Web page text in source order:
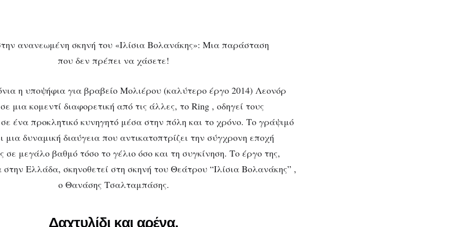
η υποψήφια για βραβείο Μολιέρου (καλύτερο έργο 2014) Λεονόρ
μια κομεντί διαφορετική από τις άλλες, το Ring , οδηγεί τους
ένα προκλητικό κυνηγητό μέσα στην πόλη και το χρόνο. Το γράψιμό
μια δυναμική διαύγεια που αντικατοπτρίζει την σύγχρονη εποχή
μεγάλο βαθμό τόσο το γέλιο όσο και τη συγκίνηση. Το έργο της,
Ελλάδα, σκηνοθετεί στη σκηνή του Θεάτρου “Ιλίσια Βολανάκης” ,
ο Θανάσης Τσαλταμπάσης.
Δαχτυλίδι και αρένα.